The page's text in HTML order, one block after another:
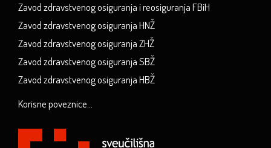
Zavod zdravstvenog osiguranja i reosiguranja FBiH
Zavod zdravstvenog osiguranja HNŽ
Zavod zdravstvenog osiguranja ZHŽ
Zavod zdravstvenog osiguranja SBŽ
Zavod zdravstvenog osiguranja HBŽ
Korisne poveznice...